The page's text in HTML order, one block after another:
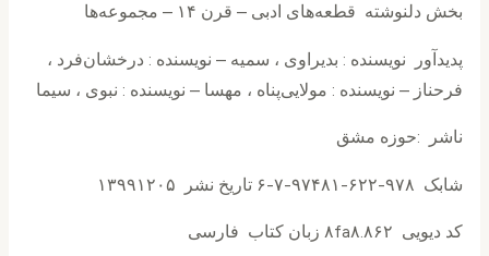
بخش دلنوشته قطعه‌های ادبی – قرن ۱۴ – مجموعه‌ها
پدیدآور نويسنده : بدیراوی ، سمیه – نويسنده : درخشان‌فرد ،
فرحناز – نويسنده : مولایی‌پناه ، مهسا – نويسنده : نبوی ، سیما
ناشر :حوزه مشق
شابک ۹۷۸-۶۲۲-۹۷۴۸۱-۷-۶ تاریخ نشر ۱۳۹۹۱۲۰۵
کد دیویی ۸fa۸.۸۶۲ زبان کتاب فارسی